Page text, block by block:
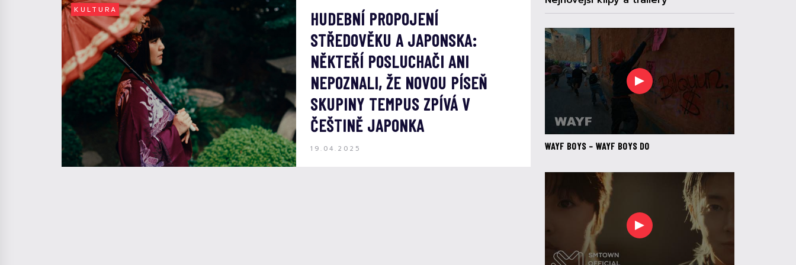
KULTURA
HUDEBNÍ PROPOJENÍ
STŘEDOVĚKU A JAPONSKA:
NĚKTEŘÍ POSLUCHAČI ANI
NEPOZNALI, ŽE NOVOU PÍSEŇ
SKUPINY TEMPUS ZPÍVÁ V
ČEŠTINĚ JAPONKA
19.04.2025 WAYF BOYS – WAYF BOYS DO